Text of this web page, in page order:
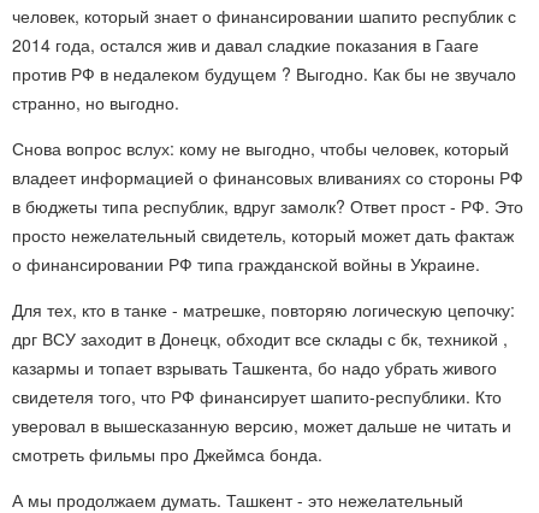
человек, который знает о финансировании шапито республик с
2014 года, остался жив и давал сладкие показания в Гааге
против РФ в недалеком будущем ? Выгодно. Как бы не звучало
странно, но выгодно.
Снова вопрос вслух: кому не выгодно, чтобы человек, который
владеет информацией о финансовых вливаниях со стороны РФ
в бюджеты типа республик, вдруг замолк? Ответ прост - РФ. Это
просто нежелательный свидетель, который может дать фактаж
о финансировании РФ типа гражданской войны в Украине.
Для тех, кто в танке - матрешке, повторяю логическую цепочку:
дрг ВСУ заходит в Донецк, обходит все склады с бк, техникой ,
казармы и топает взрывать Ташкента, бо надо убрать живого
свидетеля того, что РФ финансирует шапито-республики. Кто
уверовал в вышесказанную версию, может дальше не читать и
смотреть фильмы про Джеймса бонда.
А мы продолжаем думать. Ташкент - это нежелательный